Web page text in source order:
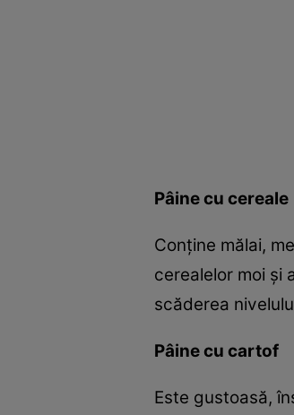
Pâine cu cereale
Conţine mălai,
cerealelor moi şi
scăderea
Pâine cu cartof
Este gustoasă,